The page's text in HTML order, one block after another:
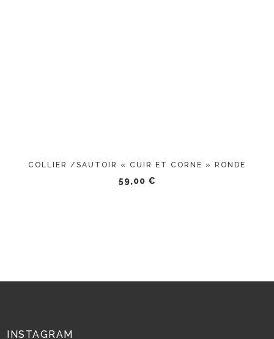
COLLIER /SAUTOIR « CUIR ET CORNE » RONDE
59,00 €
INSTAGRAM